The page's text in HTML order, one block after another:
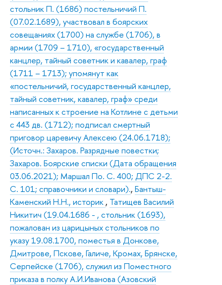
стольник П. (1686) постельничий П.
(07.02.1689), участвовал в боярских
совещаниях (1700) на службе (1706), в
армии (1709 – 1710), «государственный
канцлер, тайный советник и кавалер, граф
(1711 – 1713); упомянут как
«постельничий, государственный канцлер,
тайный советник, кавалер, граф» среди
написанных к строение на Котлине с детьми
с 443 дв. (1712); подписал смертный
приговор царевичу Алексею (24.06.1718);
(Источн.: Захаров. Разрядные повестки;
Захаров. Боярские списки (Дата обращения
03.06.2021); Маршал По. С. 400; ДПС 2-2.
С. 101; справочники и словари)., Бантыш-
Каменский Н.Н., историк , Татищев Василий
Никитич (19.04.1686 - , стольник (1693),
пожалован из царицыных стольников по
указу 19.08.1700, поместья в Донкове,
Дмитрове, Пскове, Галиче, Кромах, Брянске,
Серпейске (1706), служил из Поместного
приказа в полку А.И.Иванова (Азовский